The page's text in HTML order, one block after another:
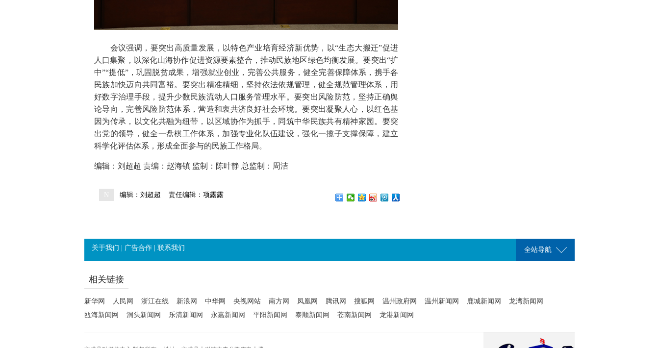
会议强调，要突出高质量发展，以特色产业培育经济新优势，以“生态大搬迁”促进
人口集聚，以深化山海协作促进资源要素整合，推动民族地区绿色均衡发展。要突出“扩
中”“提低”，巩固脱贫成果，增强就业创业，完善公共服务，健全完善保障体系，携手各
民族加快迈向共同富裕。要突出精准精细，坚持依法依规管理，健全规范管理体系，用
好数字治理手段，提升少数民族流动人口服务管理水平。要突出风险防范，坚持正确舆
论导向，完善风险防范体系，营造和衷共济良好社会环境。要突出凝聚人心，以红色基
因为传承，以文化共融为纽带，以区域协作为抓手，同筑中华民族共有精神家园。要突
出党的领导，健全一盘棋工作体系，加强专业化队伍建设，强化一揽子支撑保障，建立
科学化评估体系，形成全面参与的民族工作格局。
编辑：刘超超 责编：赵海镇 监制：陈叶静 总监制：周洁
N 编辑：刘超超 责任编辑：项露露
关于我们 广告合作 联系我们 全站导航
相关链接
新华网 人民网 浙江在线 新浪网 中华网 央视网站 南方网 凤凰网 腾讯网 搜狐网 温州政府网 温州新闻网 鹿城新闻网
龙湾新闻网
瓯海新闻网
洞头新闻网 乐清新闻网 永嘉新闻网 平阳新闻网 泰顺新闻网 苍南新闻网 龙港新闻网